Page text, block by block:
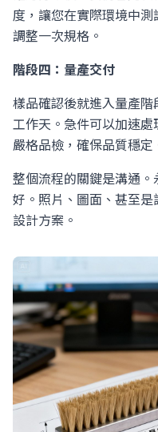
度，讓您在實際環境中
調整一次規格。
階段四：量產交付
樣品確認後就進入量產階
工作天。急件可以加速
嚴格品檢，確保品質穩定
整個流程的關鍵是溝通
好。照片、圖面、甚至
設計方案。